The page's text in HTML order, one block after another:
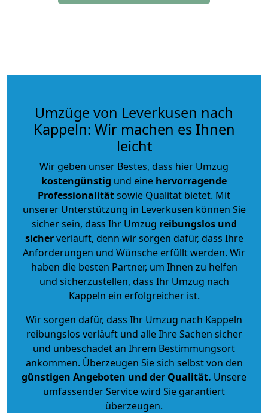
Umzüge von Leverkusen nach
Kappeln: Wir machen es Ihnen
leicht
Wir geben unser Bestes, dass hier Umzug
kostengünstig und eine hervorragende
Professionalitätsowie Qualität bietet. Mit
unserer Unterstützung in Leverkusen können Sie
sicher sein, dass Ihr Umzug reibungslos und
sicherverläuft, denn wir sorgen dafür, dass Ihre
Anforderungen und Wünsche erfüllt werden. Wir
haben die besten Partner, um Ihnen zu helfen
und sicherzustellen, dass Ihr Umzug nach
Kappeln ein erfolgreicher ist.
Wir sorgen dafür, dass Ihr Umzug nach Kappeln
reibungslos verläuft und alle Ihre Sachen sicher
und unbeschadet an Ihrem Bestimmungsort
ankommen. Überzeugen Sie sich selbst von den
günstigen Angeboten und der Qualität. Unsere
umfassender Service wird Sie garantiert
überzeugen.